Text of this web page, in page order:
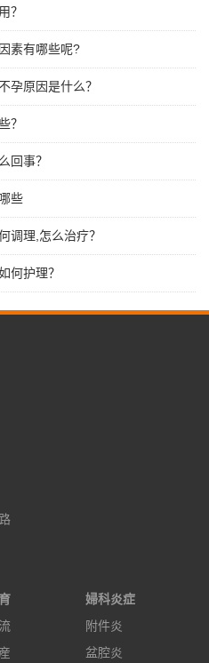
？
素有哪些呢?
孕原因是什么？
？
回事？
些
调理,怎么治疗？
何护理？
婦科炎症
附件炎
盆腔炎